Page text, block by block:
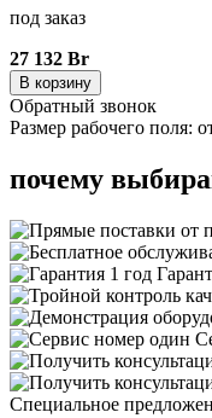
под заказ
27 132 Br
В корзину
Обратный звонок
Размер рабочего поля:
почему
Специальное